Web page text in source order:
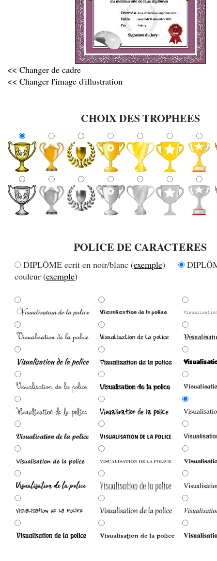
<< Changer de cadre
<< Changer l'image d'illustration
CHOIX DES TROPHEES
POLICE DE CARACTERES
DIPLÔME ecrit en noir/blanc (exemple)
couleur (exemple)